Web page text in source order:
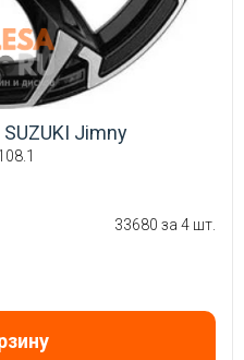
Jimny
33680 за 4 шт.